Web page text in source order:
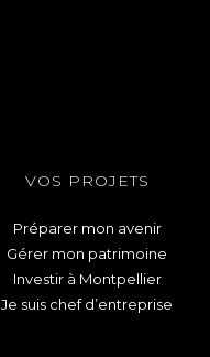
VOS PROJETS
Préparer mon avenir
Gérer mon patrimoine
Investir à Montpellier
Je suis chef d’entreprise